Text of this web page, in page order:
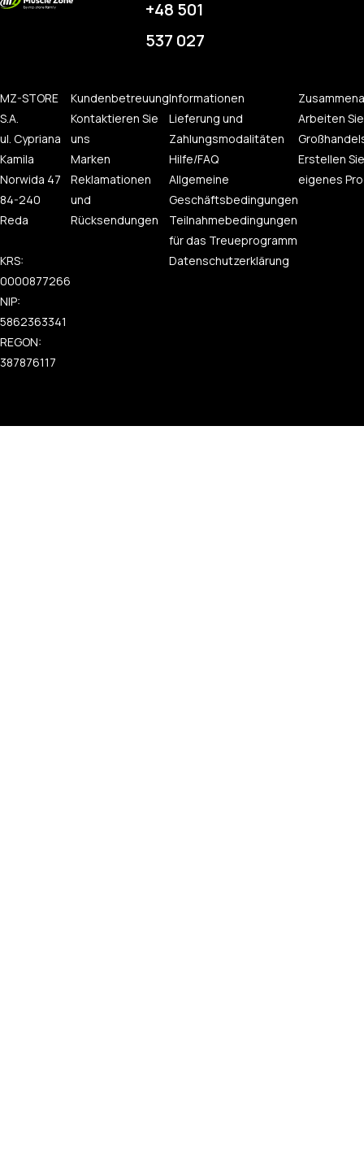
+48 501
537 027
MZ-STORE
S.A.
ul. Cypriana
Kamila
Norwida 47
84-240
Reda
KRS:
0000877266
NIP:
5862363341
REGON:
387876117
Kundenbetreuung
Kontaktieren Sie
uns
Marken
Reklamationen
und
Rücksendungen
Informationen
Lieferung und
Zahlungsmodalitäten
Hilfe/FAQ
Allgemeine
Geschäftsbedingungen
Teilnahmebedingungen
für das Treueprogramm
Datenschutzerklärung
Arbeiten
Erstellen
eigenes